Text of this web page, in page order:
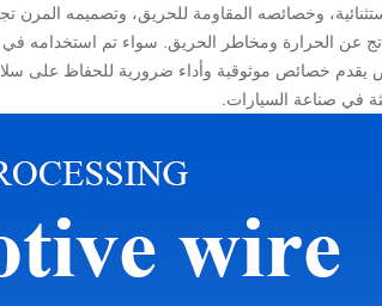
وخصائصه المقاومة للحريق، وتصميمه المرن
عن الحرارة ومخاطر الحريق. سواء تم استخدامه في
يقدم خصائص موثوقية وأداء ضرورية للحفاظ على
في صناعة السيارات.